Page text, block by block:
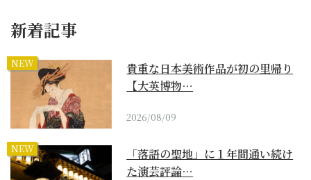
新着記事
NEW
貴重な日本美術作品が初の里帰り
【大英博物…
2026/08/09
NEW
「落語の聖地」に１年間通い続け
た演芸評論…